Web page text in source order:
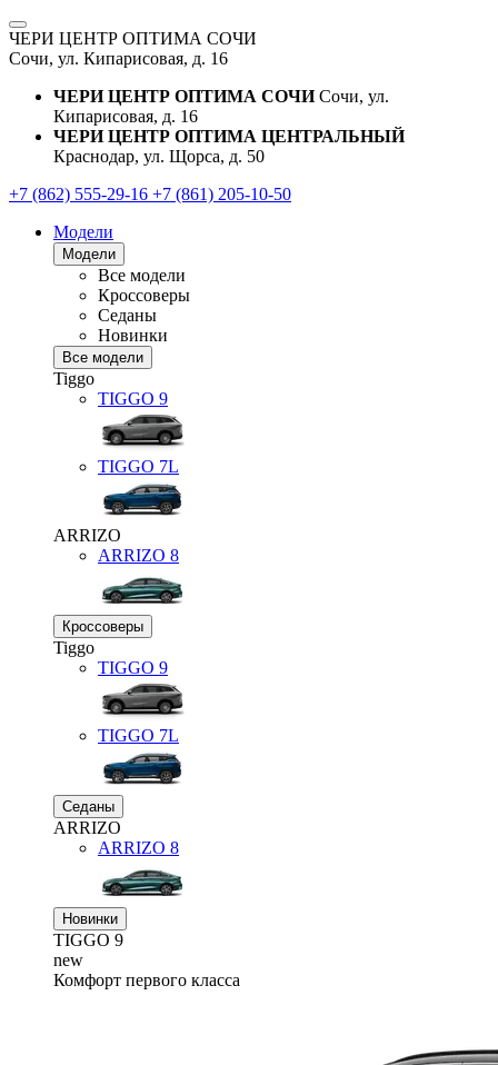
ЧЕРИ ЦЕНТР ОПТИМА СОЧИ
Сочи, ул. Кипарисовая, д. 16
ЧЕРИ ЦЕНТР ОПТИМА СОЧИ Сочи, ул.
Кипарисовая, д. 16
ЧЕРИ ЦЕНТР ОПТИМА ЦЕНТРАЛЬНЫЙ
Краснодар, ул. Щорса, д. 50
+7 (862) 555-29-16 +7 (861) 205-10-50
Модели
Модели
Все модели
Кроссоверы
Седаны
Новинки
Все модели
Tiggo
TIGGO 9
TIGGO 7L
ARRIZO
ARRIZO 8
Кроссоверы
Tiggo
TIGGO 9
TIGGO 7L
Седаны
ARRIZO
ARRIZO 8
Новинки
TIGGO 9
new
Комфорт первого класса